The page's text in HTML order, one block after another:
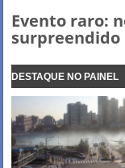
Evento raro:
surpreendido
DESTAQUE NO PAINEL